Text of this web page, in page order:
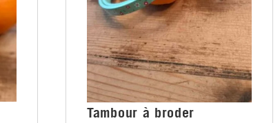
Tambour à broder